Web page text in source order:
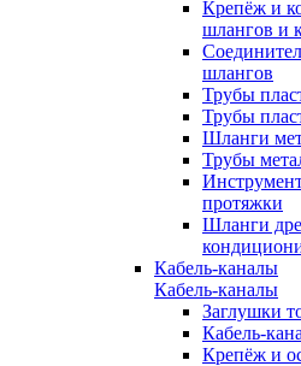
Крепёж и
шлангов и
шлангов
Трубы
Трубы
Шланги
Трубы
протяжки
Шланги
Кабель-каналы
Кабель-каналы
Заглушки
Кабель-
Крепёж и